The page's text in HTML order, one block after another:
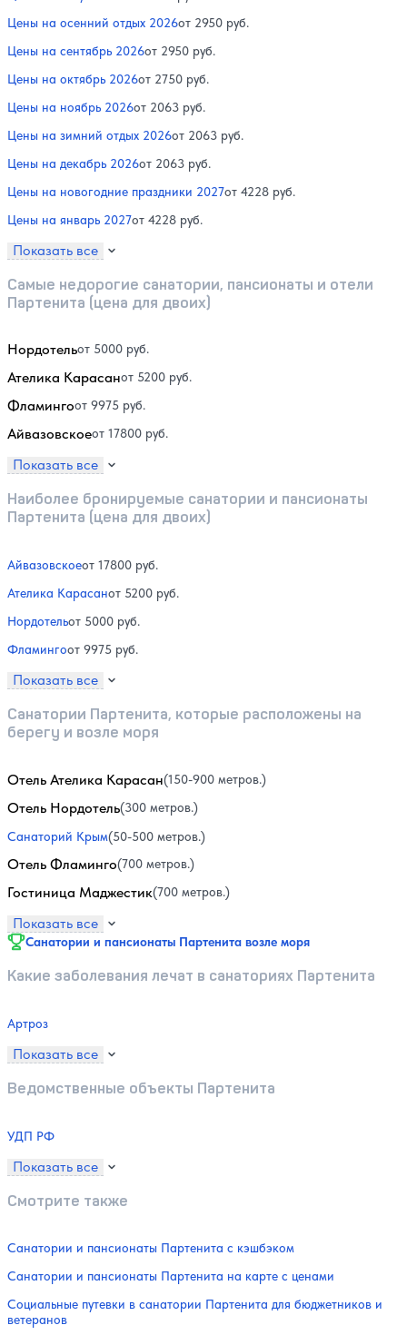
Цены на осенний отдых 2026от 2950 руб.
Цены на сентябрь 2026от 2950 руб.
Цены на октябрь 2026от 2750 руб.
Цены на ноябрь 2026от 2063 руб.
Цены на зимний отдых 2026от 2063 руб.
Цены на декабрь 2026от 2063 руб.
Цены на новогодние праздники 2027от 4228 руб.
Цены на январь 2027от 4228 руб.
Показать все
Самые недорогие санатории, пансионаты и отели
Партенита (цена для двоих)
Нордотельот 5000 руб.
Ателика Карасанот 5200 руб.
Фламингоот 9975 руб.
Айвазовскоеот 17800 руб.
Показать все
Наиболее бронируемые санатории и пансионаты
Партенита (цена для двоих)
Айвазовскоеот 17800 руб.
Ателика Карасанот 5200 руб.
Нордотельот 5000 руб.
Фламингоот 9975 руб.
Показать все
Санатории Партенита, которые расположены на
берегу и возле моря
Отель Ателика Карасан(150-900 метров.)
Отель Нордотель(300 метров.)
Санаторий Крым(50-500 метров.)
Отель Фламинго(700 метров.)
Гостиница Маджестик(700 метров.)
Показать все
Санатории и пансионаты Партенита возле моря
Какие заболевания лечат в санаториях Партенита
Артроз
Показать все
Ведомственные объекты Партенита
УДП РФ
Показать все
Смотрите также
Санатории и пансионаты Партенита с кэшбэком
Санатории и пансионаты Партенита на карте с ценами
Социальные путевки в санатории Партенита для бюджетников и
ветеранов